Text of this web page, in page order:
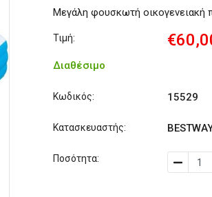
Μεγάλη φουσκωτή οικογενειακή
Τιμή:
Διαθέσιμο
Κωδικός: 15529
Κατασκευαστής:
Ποσότητα: